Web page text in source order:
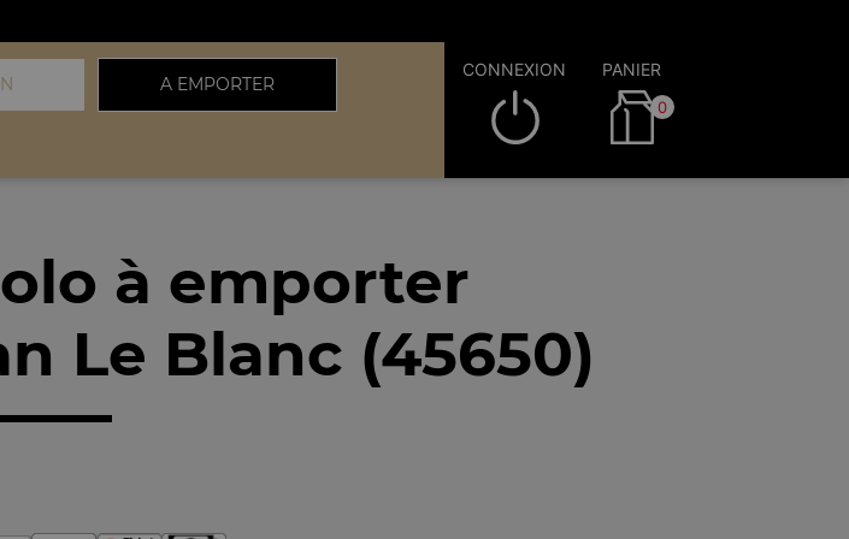
A EMPORTER
CONNEXION PANIER
0
à emporter
Le Blanc (45650)